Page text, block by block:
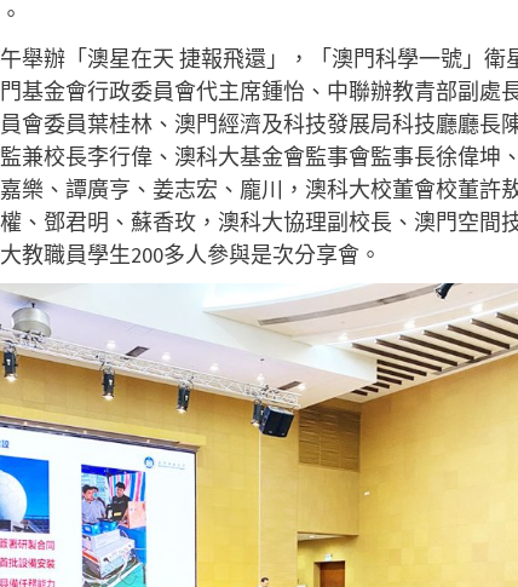
舉辦「澳星在天 捷報飛還」，「澳門科學一號」衛
基金會行政委員會代主席鍾怡、中聯辦教青部副處
會委員葉桂林、澳門經濟及科技發展局科技廳廳長
兼校長李行偉、澳科大基金會監事會監事長徐偉坤
樂、譚廣亨、姜志宏、龐川，澳科大校董會校董許
、鄧君明、蘇香玫，澳科大協理副校長、澳門空間
教職員學生200多人參與是次分享會。